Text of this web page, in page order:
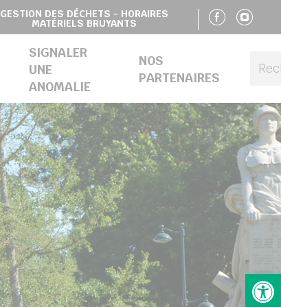
GESTION DES DÉCHETS - HORAIRES
MATÉRIELS BRUYANTS
SIGNALER
UNE
ANOMALIE
NOS
PARTENAIRES